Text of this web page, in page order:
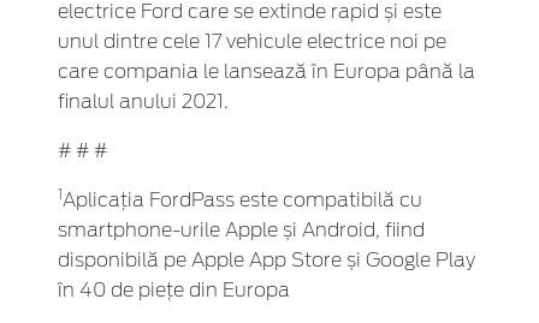
electrice Ford care se extinde rapid și este
unul dintre cele 17 vehicule electrice noi pe
care compania le lansează în Europa până la
finalul anului 2021.
# # #
1Aplicația FordPass este compatibilă cu
smartphone-urile Apple și Android, fiind
disponibilă pe Apple App Store și Google Play
în 40 de piețe din Europa